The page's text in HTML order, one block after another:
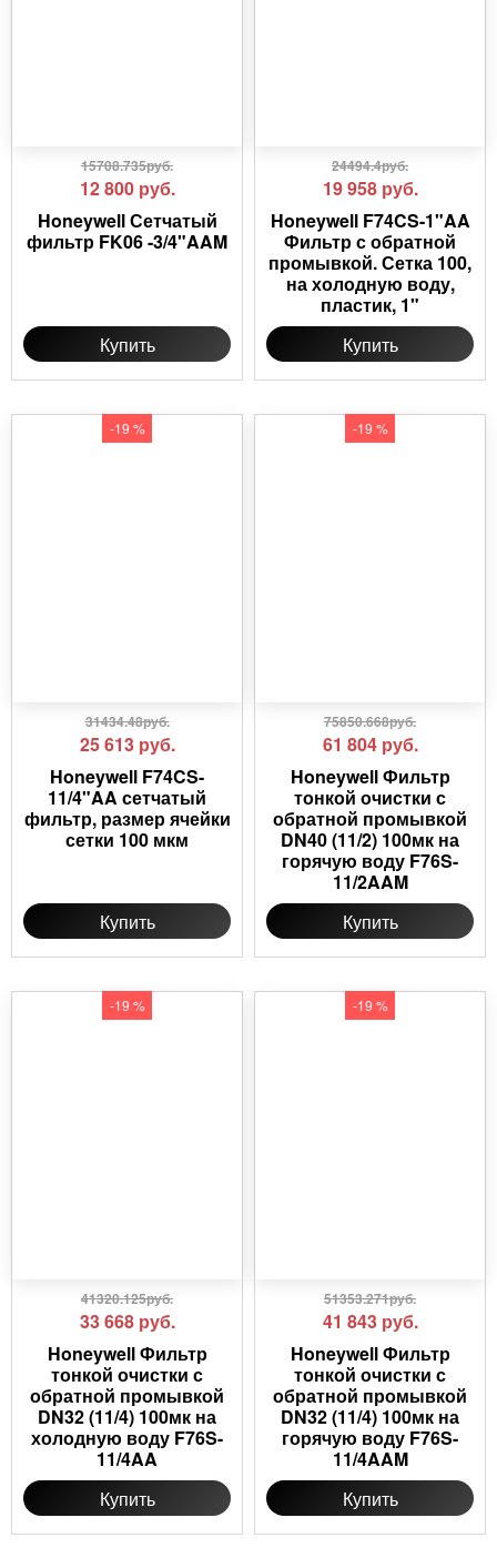
15708.735руб.
12 800 руб.
Honeywell Сетчатый
фильтр FK06 -3/4"AAM
Купить
24494.4руб.
19 958 руб.
Honeywell F74CS-1"AA
Фильтр с обратной
промывкой. Сетка 100,
на холодную воду,
пластик, 1"
Купить
-19 %
31434.48руб.
25 613 руб.
Honeywell F74CS-
11/4"AA сетчатый
фильтр, размер ячейки
сетки 100 мкм
Купить
-19 %
75850.668руб.
61 804 руб.
Honeywell Фильтр
тонкой очистки с
обратной промывкой
DN40 (11/2) 100мк на
горячую воду F76S-
11/2AAM
Купить
-19 %
41320.125руб.
33 668 руб.
Honeywell Фильтр
тонкой очистки с
обратной промывкой
DN32 (11/4) 100мк на
холодную воду F76S-
11/4AA
Купить
-19 %
51353.271руб.
41 843 руб.
Honeywell Фильтр
тонкой очистки с
обратной промывкой
DN32 (11/4) 100мк на
горячую воду F76S-
11/4AAM
Купить